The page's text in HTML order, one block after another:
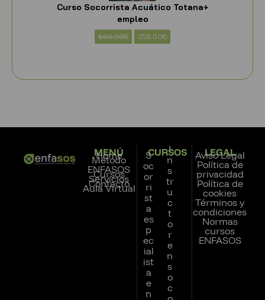
Curso Socorrista Acuático Totana+
empleo
500.00€ 259.00€
MENÚ
Home
Método
ENFASOS
Cursos
Servicios
Contacto
Aula Virtual
CURSOS
S
oc
or
ri
st
a
es
p
ec
ial
ist
a
e
n
I
n
s
tr
u
c
t
o
r
e
n
s
o
c
LEGAL
Aviso Legal
Política de
privacidad
Política de
cookies
Términos y
condiciones
Normas
cursos
ENFASOS